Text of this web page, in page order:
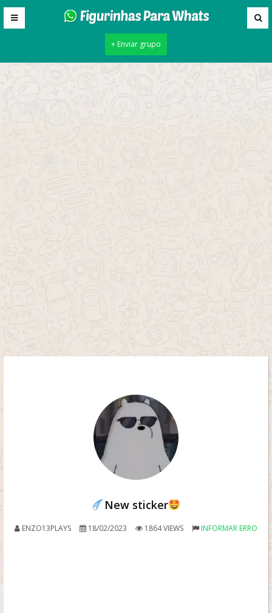
+ Enviar grupo
New sticker
ENZO13PLAYS 18/02/2023 1864 VIEWS INFORMAR ERRO